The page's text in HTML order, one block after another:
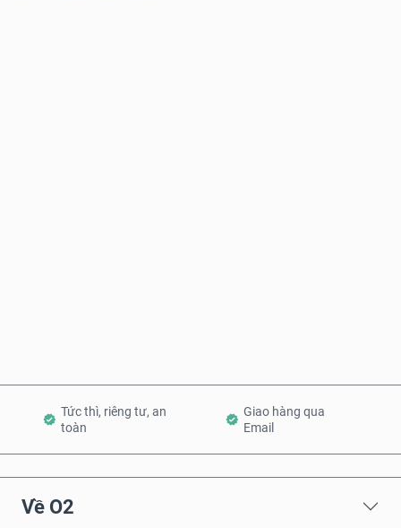
Tức thì, riêng tư, an
toàn
Giao hàng qua
Email
Về O2